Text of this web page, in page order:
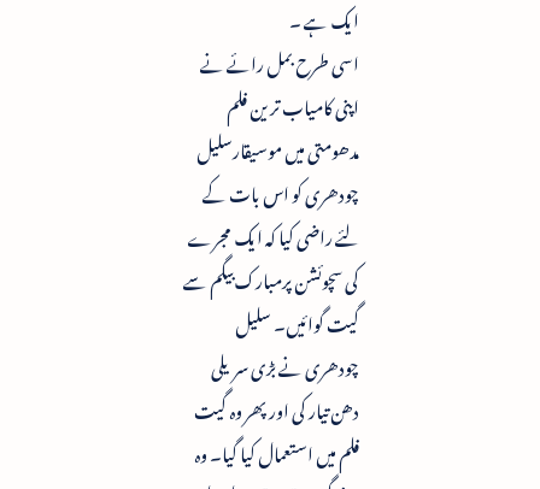
ایک ہے ۔
اسی طرح بمل رائے نے
اپنی کامیاب ترین فلم
مدھومتی میں موسیقارسلیل
چودھری کو اس بات کے
لئے راضی کیا کہ ایک مجرے
کی سچوئشن پرمبارک بیگم سے
گیت گوائیں۔ سلیل
چودھری نے بڑی سریلی
دھن تیار کی اور پھر وہ گیت
فلم میں استعمال کیا گیا۔ وہ